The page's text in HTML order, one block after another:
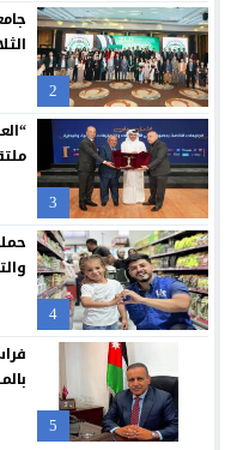
12:18 البنك الأردني
12:13 مجابهة الاحتيال
12:10 بنك صفوة
2
3
4
5